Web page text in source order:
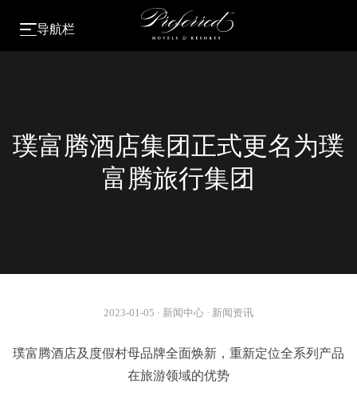
导航栏
璞富腾酒店集团正式更名为璞
富腾旅行集团
2023-01-05 · 新闻中心 · 新闻资讯
璞富腾酒店及度假村母品牌全面焕新，重新定位全系列产品
在旅游领域的优势